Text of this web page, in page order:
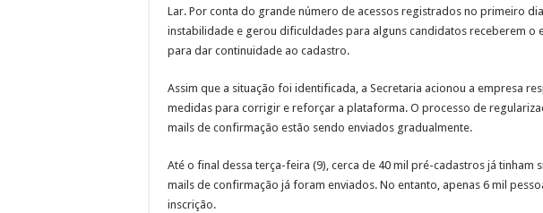
Lar. Por conta do grande número de acessos registrados no primeiro
instabilidade e gerou dificuldades para alguns candidatos receberem o
para dar continuidade ao cadastro.
Assim que a situação foi identificada, a Secretaria acionou a empresa
medidas para corrigir e reforçar a plataforma. O processo de
mails de confirmação estão sendo enviados gradualmente.
Até o final dessa terça-feira (9), cerca de 40 mil pré-cadastros já tinham
mails de confirmação já foram enviados. No entanto, apenas 6 mil
inscrição.